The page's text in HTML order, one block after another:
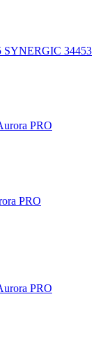
SYNERGIC 34453
PRO